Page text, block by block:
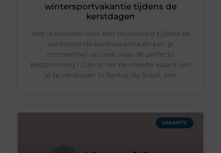
wintersportvakantie tijdens de
kerstdagen
Heb je plannen voor een skivakantie tijdens de
aankomende kerstvakantie en ben je
momenteel op zoek naar de perfecte
bestemming? Dan is het de moeite waard om
je te verdiepen in Portes du Soleil, een
VAKANTIE